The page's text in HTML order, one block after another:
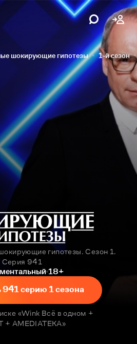
шокирующие гипотезы 1-й сезон
гипотезы. Сезон 1.
Серия 941
18+
серию 1 сезона
«Wink Всё в одном +
+ AMEDIATEKA»